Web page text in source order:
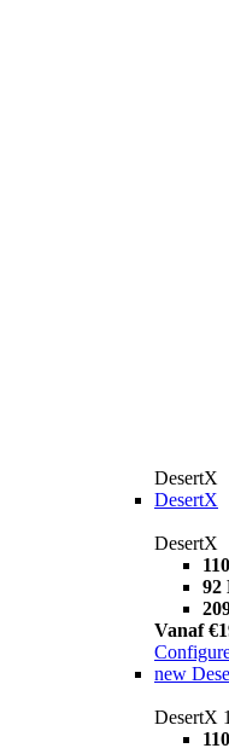
DesertX
DesertX
DesertX
92
Vanaf
new
DesertX